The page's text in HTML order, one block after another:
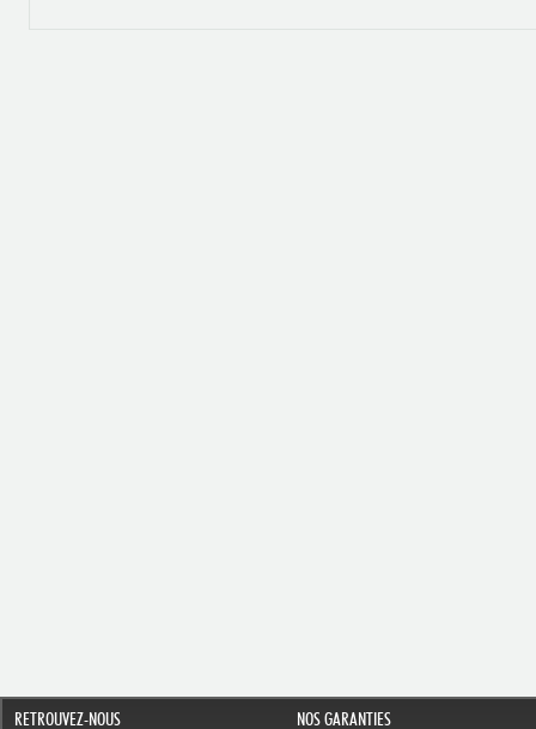
RETROUVEZ-NOUS NOS GARANTIES